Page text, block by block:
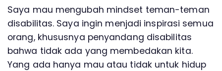
Saya mau mengubah mindset teman-teman
disabilitas. Saya ingin menjadi inspirasi semua
orang, khususnya penyandang disabilitas
bahwa tidak ada yang membedakan kita.
Yang ada hanya mau atau tidak untuk hidup